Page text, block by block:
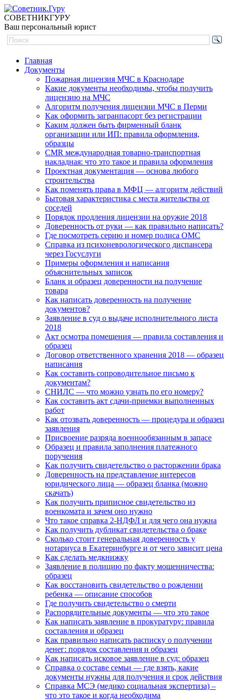
СОВЕТНИКГУРУ
Ваш персональный юрист
Главная
Документы
Пожарная лицензия МЧС в Краснодаре
Какие документы необходимы, чтобы получить
лицензию на МЧС
Алгоритм получения лицензии МЧС в Перми
Как оформить загранпасорт без регистрации
Каким должен быть фирменный бланк
организации или ИП: правила оформления,
образцы
CMR международная товарно-транспортная
накладная: что это такое и правила оформления
Проектная документация — основа любого
строительства
Как поменять права в МФЦ — алгоритм действий
Бытовая характеристика с места жительства от
соседей
Порядок продления лицензии на оружие 2018
Доверенность от руки — как правильно написать?
Где посмотреть серию и номер полиса ОМС
Справка из психоневрологического диспансера
через Госуслуги
Примеры оформления и написания
объяснительных записок
Бланк и образец доверенности на получение
товара
Как написать доверенность на получение
документов?
Заявление в суд о выдаче исполнительного листа
2018
Акт осмотра помещения — правила составления и
образец
Договор ответственного хранения 2018 — образец
написания
Как составить сопроводительное письмо к
документам?
СНИЛС — что можно узнать по его номеру?
Как составить акт сдачи-приемки выполненных
работ
Как отозвать доверенность — процедура и образец
заявления
Присвоение разряда военнообязанным в запасе
Образец и правила заполнения платежного
поручения
Как получить свидетельство о расторжении брака
Доверенность на представление интересов
юридического лица — образец бланка (можно
скачать)
Как получить приписное свидетельство из
военкомата и зачем оно нужно
Что такое справка 2-НДФЛ и для чего она нужна
Как получить дубликат свидетельства о браке
Сколько стоит генеральная доверенность у
нотариуса в Екатеринбурге и от чего зависит цена
Как сделать медкнижку
Заявление в полицию по факту мошенничества:
образец
Как восстановить свидетельство о рождении
ребенка — описание способов
Где получить свидетельство о смерти
Распорядительные документы — что это такое
Как написать заявление в прокуратуру: правила
составления и образец
Как правильно написать расписку о получении
денег: порядок составления и образец
Как написать исковое заявление в суд: образец
Справка о составе семьи — где взять, какие
документы нужны для получения и срок действия
Справка МСЭ (медико социальная экспертиза) –
что это такое и когда необходима